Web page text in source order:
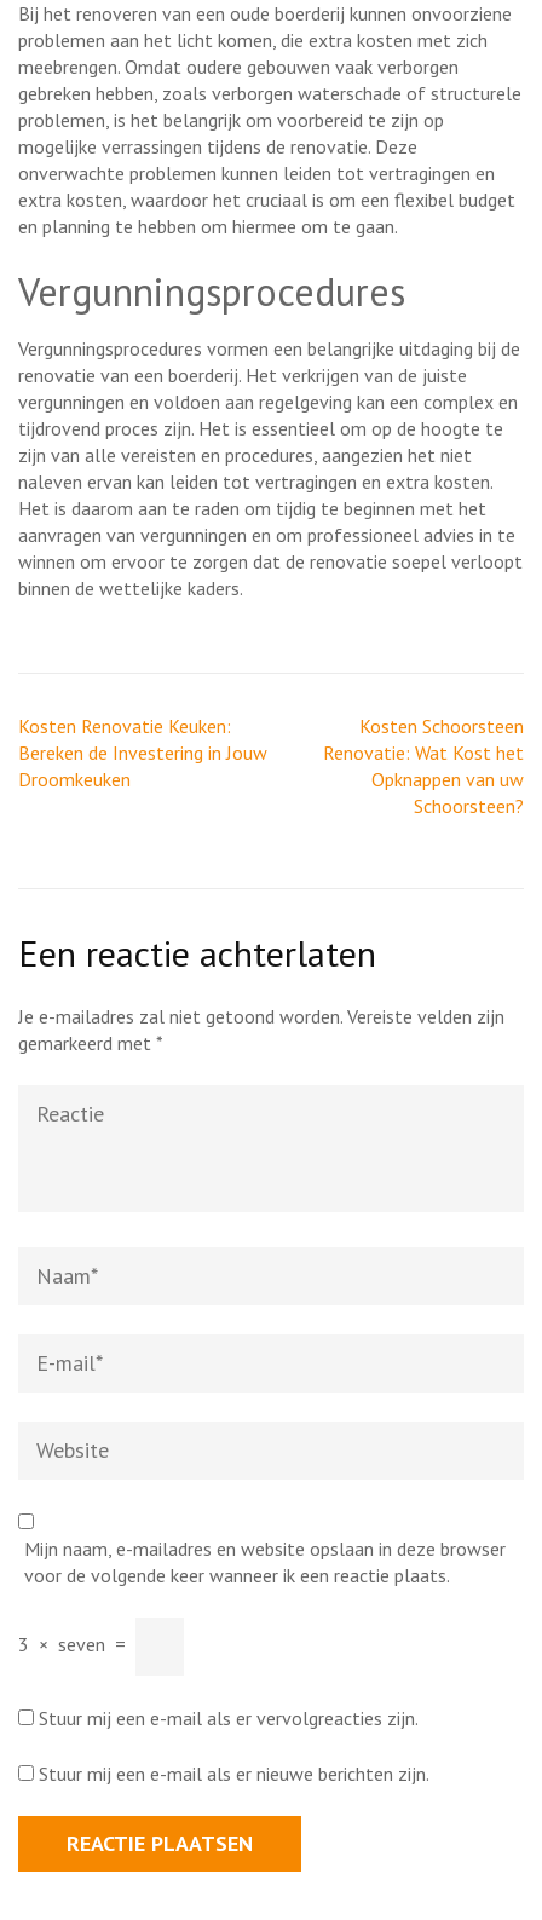
Bij het renoveren van een oude boerderij kunnen onvoorziene
problemen aan het licht komen, die extra kosten met zich
meebrengen. Omdat oudere gebouwen vaak verborgen
gebreken hebben, zoals verborgen waterschade of structurele
problemen, is het belangrijk om voorbereid te zijn op
mogelijke verrassingen tijdens de renovatie. Deze
onverwachte problemen kunnen leiden tot vertragingen en
extra kosten, waardoor het cruciaal is om een flexibel budget
en planning te hebben om hiermee om te gaan.
Vergunningsprocedures
Vergunningsprocedures vormen een belangrijke uitdaging bij de
renovatie van een boerderij. Het verkrijgen van de juiste
vergunningen en voldoen aan regelgeving kan een complex en
tijdrovend proces zijn. Het is essentieel om op de hoogte te
zijn van alle vereisten en procedures, aangezien het niet
naleven ervan kan leiden tot vertragingen en extra kosten.
Het is daarom aan te raden om tijdig te beginnen met het
aanvragen van vergunningen en om professioneel advies in te
winnen om ervoor te zorgen dat de renovatie soepel verloopt
binnen de wettelijke kaders.
Berichtnavigatie
Kosten Renovatie Keuken:
Bereken de Investering in Jouw
Droomkeuken
Kosten Schoorsteen
Renovatie: Wat Kost het
Opknappen van uw
Schoorsteen?
Een reactie achterlaten
Je e-mailadres zal niet getoond worden. Vereiste velden zijn
gemarkeerd met *
mail*
Mijn naam, e-mailadres en website opslaan in deze browser
voor de volgende keer wanneer ik een reactie plaats.
3 × seven =
Stuur mij een e-mail als er vervolgreacties zijn.
Stuur mij een e-mail als er nieuwe berichten zijn.